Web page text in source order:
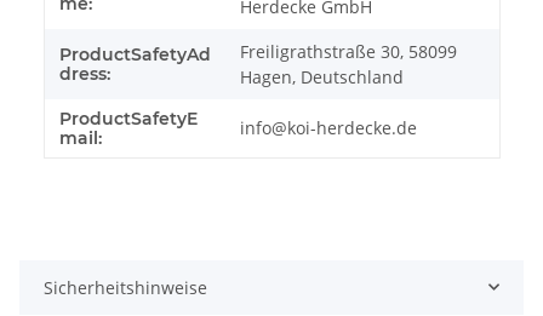
Herdecke GmbH
ProductSafetyAd
dress:
Freiligrathstraße 30, 58099
Hagen, Deutschland
ProductSafetyE
mail:
info@koi-herdecke.de
Sicherheitshinweise